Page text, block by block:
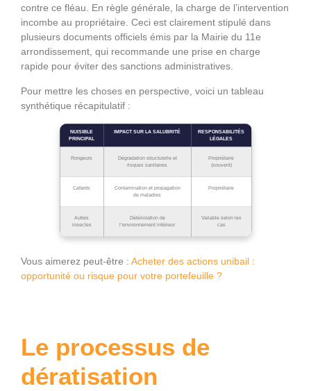
contre ce fléau. En règle générale, la charge de l’intervention
incombe au propriétaire. Ceci est clairement stipulé dans
plusieurs documents officiels émis par la Mairie du 11e
arrondissement, qui recommande une prise en charge
rapide pour éviter des sanctions administratives.
Pour mettre les choses en perspective, voici un tableau
synthétique récapitulatif :
NUISIBLE
PRINCIPAL
IMPACT SUR LA SALUBRITÉ
RESPONSABILITÉS
LÉGALES
Rongeurs
Dégradation structurelle et
risques sanitaires
Propriétaire
(souvent)
Cafards
Contamination et propagation
de maladies
Propriétaire
Autres
insectes
Détérioration de
l’environnement intérieur
Variable selon les
cas
Vous aimerez peut-être : Acheter des actions unibail :
opportunité ou risque pour votre portefeuille ?
Le processus de
dératisation